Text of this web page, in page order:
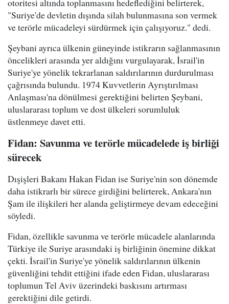
"Suriye'de devletin dışında silah bulunmasına son vermek
ve terörle mücadeleyi sürdürmek için çalışıyoruz." dedi.
Şeybani ayrıca ülkenin güneyinde istikrarın sağlanmasının
öncelikleri arasında yer aldığını vurgulayarak, İsrail'in
Suriye'ye yönelik tekrarlanan saldırılarının durdurulması
çağrısında bulundu. 1974 Kuvvetlerin Ayrıştırılması
Anlaşması'na dönülmesi gerektiğini belirten Şeybani,
uluslararası toplum ve dost ülkeleri sorumluluk
üstlenmeye davet etti.
Fidan: Savunma ve terörle mücadelede iş birliği
sürecek
Dışişleri Bakanı Hakan Fidan ise Suriye'nin son dönemde
daha istikrarlı bir sürece girdiğini belirterek, Ankara'nın
Şam ile ilişkileri her alanda geliştirmeye devam edeceğini
söyledi.
Fidan, özellikle savunma ve terörle mücadele alanlarında
Türkiye ile Suriye arasındaki iş birliğinin önemine dikkat
çekti. İsrail'in Suriye'ye yönelik saldırılarının ülkenin
güvenliğini tehdit ettiğini ifade eden Fidan, uluslararası
toplumun Tel Aviv üzerindeki baskısını artırması
gerektiğini dile getirdi.